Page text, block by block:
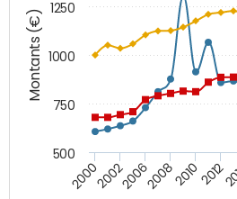
Montants (€)
200020022006200820102012
500
750
1000
1250